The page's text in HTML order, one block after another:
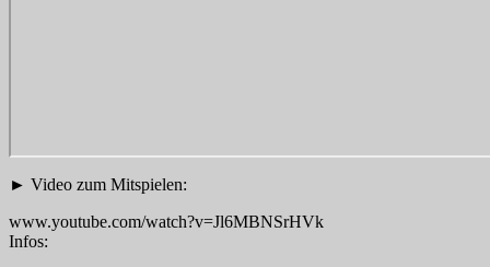
► Video zum Mitspielen:
www.youtube.com/watch?v=Jl6MBNSrHVk
Infos: